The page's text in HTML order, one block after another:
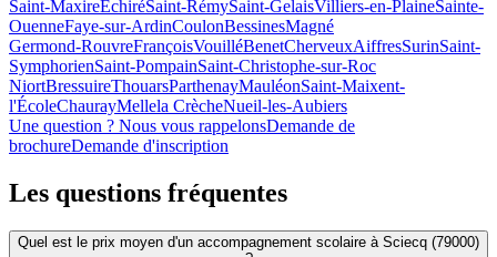
Saint-MaxireÉchiréSaint-RémySaint-GelaisVilliers-en-PlaineSainte-
OuenneFaye-sur-ArdinCoulonBessinesMagné
Germond-RouvreFrançoisVouilléBenetCherveuxAiffresSurinSaint-
SymphorienSaint-PompainSaint-Christophe-sur-Roc
NiortBressuireThouarsParthenayMauléonSaint-Maixent-
l'ÉcoleChaurayMellela CrècheNueil-les-Aubiers
Une question ? Nous vous rappelonsDemande de
brochureDemande d'inscription
Les questions fréquentes
Quel est le prix moyen d'un accompagnement scolaire à Sciecq (79000)